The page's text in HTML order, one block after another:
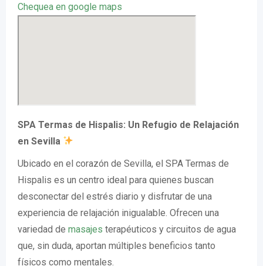
Chequea en google maps
SPA Termas de Hispalis: Un Refugio de Relajación
en Sevilla
Ubicado en el corazón de Sevilla, el SPA Termas de
Hispalis es un centro ideal para quienes buscan
desconectar del estrés diario y disfrutar de una
experiencia de relajación inigualable. Ofrecen una
variedad de masajes terapéuticos y circuitos de agua
que, sin duda, aportan múltiples beneficios tanto
físicos como mentales.